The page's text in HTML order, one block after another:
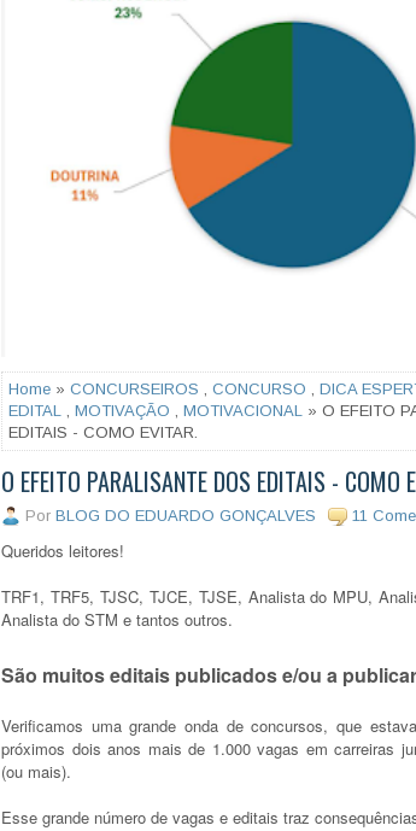
Home » CONCURSEIROS , CONCURSO , DICA
EDITAL , MOTIVAÇÃO , MOTIVACIONAL » O EFEITO
EDITAIS - COMO EVITAR.
O EFEITO PARALISANTE DOS EDITAIS - COMO
Por BLOG DO EDUARDO GONÇALVES 11
Queridos leitores!
TRF1, TRF5, TJSC, TJCE, TJSE, Analista do MPU,
Analista do STM e tantos outros.
São muitos editais publicados e/ou a
Verificamos uma grande onda de concursos, que
próximos dois anos mais de 1.000 vagas em carreiras
(ou mais).
Esse grande número de vagas e editais traz